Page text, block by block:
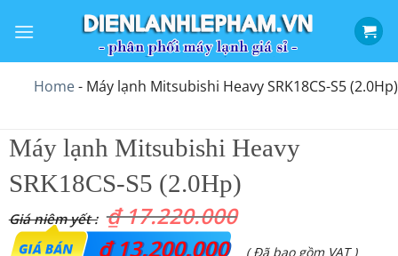
qua
Home- Máy lạnh Mitsubishi Heavy SRK18CS-S5 (2.0Hp)
Máy lạnh Mitsubishi Heavy
SRK18CS-S5 (2.0Hp)
₫17.220.000
Giá
₫13.200.000
Giá
( Đã bao gồm VAT )